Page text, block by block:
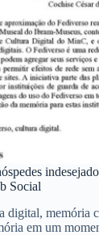
Social
digital, memória
em um